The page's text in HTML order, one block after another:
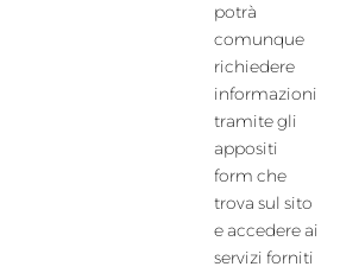
potrà
comunque
richiedere
informazioni
tramite gli
appositi
form che
trova sul sito
e accedere ai
servizi forniti